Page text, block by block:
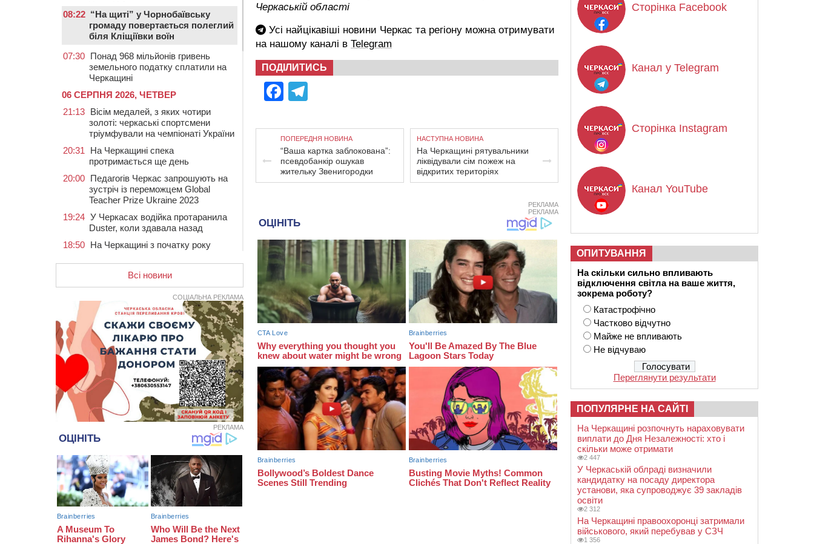
Черкаській області
Усі найцікавіші новини Черкас та регіону можна отримувати
на нашому каналі в Telegram
ПОДІЛИТИСЬ
Facebook
ПОПЕРЕДНЯ НОВИНА
“Ваша картка заблокована”:
псевдобанкір ошукав
жительку Звенигородки
НАСТУПНА НОВИНА
На Черкащині рятувальники
ліквідували сім пожеж на
відкритих територіях
РЕКЛАМА
РЕКЛАМА
08:22 “На щиті” у Чорнобаївську
громаду повертається полеглий
біля Кліщіївки воїн
07:30 Понад 968 мільйонів гривень
земельного податку сплатили на
Черкащині
06 СЕРПНЯ 2026, ЧЕТВЕР
21:13 Вісім медалей, з яких чотири
золоті: черкаські спортсмени
тріумфували на чемпіонаті України
20:31
На Черкащині спека
протримається ще день
20:00 Педагогів Черкас запрошують на
зустріч із переможцем Global
Teacher Prize Ukraine 2023
19:24 У Черкасах водійка протаранила
Duster, коли здавала назад
18:50 На Черкащині з початку року
укусів тварин
стала прикладом для громад з
усієї України
17:40
ЧНУ увійшов до 50
найпопулярніших вишів України
серед вступників
17:07 На Хімселищі у Черкасах
облаштували новий контейнерний
майданчик
16:32
Без розтину грудної клітки: у
Черкасах 75-річній пацієнтці
замінили аортальний клапан
16:00
У Черкаському онкоцентрі
електростанцію за понад пів
мільйона гривень
15:30 У Київській області прощаються
з полеглим на фронті жителем
Монастирищини
Всі новини
СОЦІАЛЬНА РЕКЛАМА
РЕКЛАМА
Сторінка Facebook
Канал у Telegram
Сторінка Instagram
Канал YouTube
ОПИТУВАННЯ
На скільки сильно впливають
відключення світла на ваше життя,
зокрема роботу?
Катастрофічно
Частково відчутно
Майже не впливають
Не відчуваю
Переглянути результати
ПОПУЛЯРНЕ НА САЙТІ
На Черкащині розпочнуть нараховувати
виплати до Дня Незалежності: хто і
скільки може отримати
2 447
У Черкаській облраді визначили
кандидатку на посаду директора
установи, яка супроводжує 39 закладів
освіти
2 312
На Черкащині правоохоронці затримали
військового, який перебував у СЗЧ
1 356